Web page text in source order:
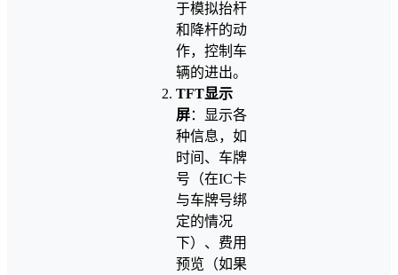
于模拟抬杆
和降杆的动
作，控制车
辆的进出。
TFT显示
屏：显示各
种信息，如
时间、车牌
号（在IC卡
与车牌号绑
定的情况
下）、费用
预览（如果